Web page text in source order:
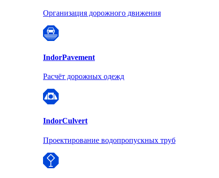
Организация дорожного движения
IndorPavement
Расчёт дорожных одежд
IndorCulvert
Проектирование водопропускных труб